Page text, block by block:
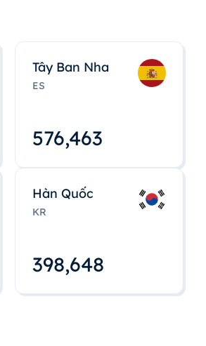
Tây Ban Nha
ES
576,463
Hàn Quốc
KR
398,648